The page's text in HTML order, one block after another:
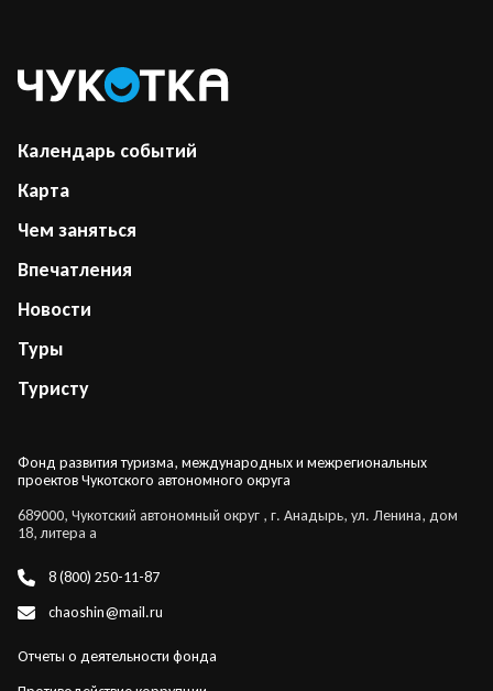
Календарь событий
Карта
Чем заняться
Впечатления
Новости
Туры
Туристу
Фонд развития туризма, международных и межрегиональных
проектов Чукотского автономного округа
689000, Чукотский автономный округ , г. Анадырь, ул. Ленина, дом
18, литера а
8 (800) 250-11-87
chaoshin@mail.ru
Отчеты о деятельности фонда